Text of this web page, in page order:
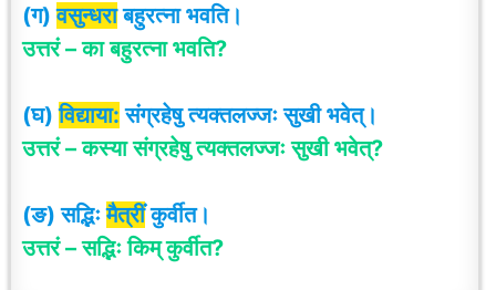
(ग)वसुन्धराबहुरत्ना भवति।
उत्तरं – का बहुरत्ना भवति?
(घ)विद्याया: संग्रहेषु त्यक्तलज्जः सुखी भवेत्।
उत्तरं – कस्या संग्रहेषु त्यक्तलज्जः सुखी भवेत्?
(ङ) सद्भिःमैत्रींकुर्वीत।
उत्तरं – सद्भिः किम् कुर्वीत?